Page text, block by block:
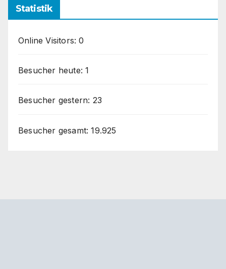
Statistik
Online Visitors:0
Besucher heute:1
Besucher gestern: 23
Besucher gesamt:19.925